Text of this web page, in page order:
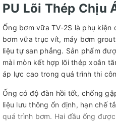
PU Lõi Thép Chịu
Ống bơm vữa TV-2S là phụ
bơm vữa trục vít, máy bơm
liệu tự san phẳng. Sản phẩm
mài mòn kết hợp lõi thép xoắn
áp lực cao trong quá trình thi
Ống có độ đàn hồi tốt, chống
liệu lưu thông ổn định, hạn chế
quá trình bơm. Hai đầu ống